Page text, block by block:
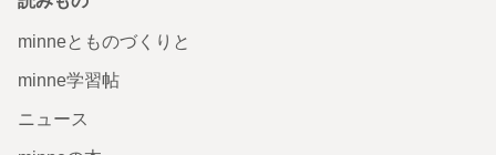
minneとものづくりと
minne学習帖
ニュース